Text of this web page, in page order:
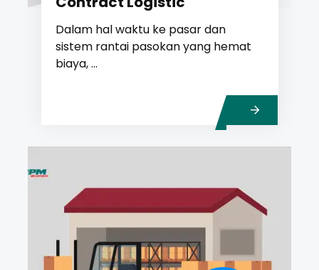
Dalam hal waktu ke pasar dan
sistem rantai pasokan yang hemat
biaya, ...